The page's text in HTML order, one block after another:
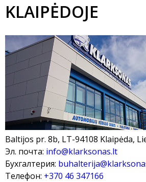
KLAIPĖDOJE
Baltijos pr. 8b, LT-94108 Klaipėda,
Эл. почта: info@klarksonas.lt
Бухгалтерия:
Телефон: +370 46 347166